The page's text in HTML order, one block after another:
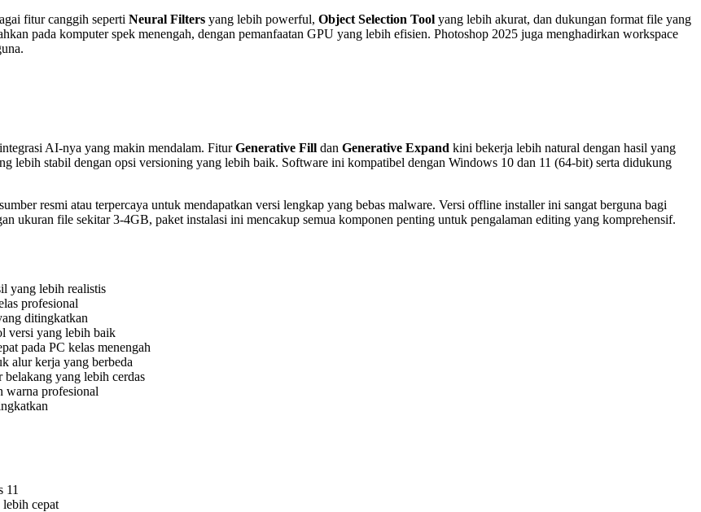
fitur canggih seperti Neural Filters yang lebih powerful, Object Selection Tool yang lebih akurat, dan dukungan format file yang
pada komputer spek menengah, dengan pemanfaatan GPU yang lebih efisien. Photoshop 2025 juga menghadirkan workspace
AI-nya yang makin mendalam. FiturGenerative Fill dan Generative Expand kini bekerja lebih natural dengan hasil yang
lebih stabil dengan opsi versioning yang lebih baik. Software ini kompatibel dengan Windows 10 dan 11 (64-bit) serta didukung
resmi atau terpercaya untuk mendapatkan versi lengkap yang bebas malware. Versi offline installer ini sangat berguna bagi
ukuran file sekitar 3-4GB, paket instalasi ini mencakup semua komponen penting untuk pengalaman editing yang komprehensif.
yang lebih realistis
profesional
ditingkatkan
versi yang lebih baik
pada PC kelas menengah
alur kerja yang berbeda
belakang yang lebih cerdas
warna profesional
11
cepat